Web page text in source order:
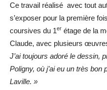
Ce travail réalisé avec tout
s’exposer pour la première
coursives du 1er étage de la
Claude, avec plusieurs
J’ai toujours adoré le dessin,
Poligny, où j’ai eu un très bon
Laville. »